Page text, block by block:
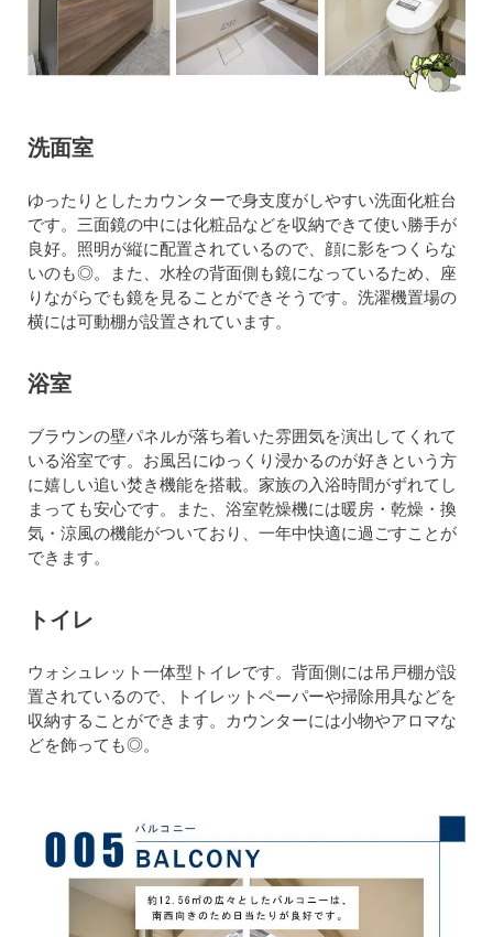
洗面室
ゆったりとしたカウンターで身支度がしやすい洗面化粧台
です。三面鏡の中には化粧品などを収納できて使い勝手が
良好。照明が縦に配置されているので、顔に影をつくらな
いのも◎。また、水栓の背面側も鏡になっているため、座
りながらでも鏡を見ることができそうです。洗濯機置場の
横には可動棚が設置されています。
浴室
ブラウンの壁パネルが落ち着いた雰囲気を演出してくれて
いる浴室です。お風呂にゆっくり浸かるのが好きという方
に嬉しい追い焚き機能を搭載。家族の入浴時間がずれてし
まっても安心です。また、浴室乾燥機には暖房・乾燥・換
気・涼風の機能がついており、一年中快適に過ごすことが
できます。
トイレ
ウォシュレット一体型トイレです。背面側には吊戸棚が設
置されているので、トイレットペーパーや掃除用具などを
収納することができます。カウンターには小物やアロマな
どを飾っても◎。